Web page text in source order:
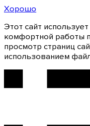
Хорошо
Этот сайт
комфортной работы
просмотр страниц
использованием